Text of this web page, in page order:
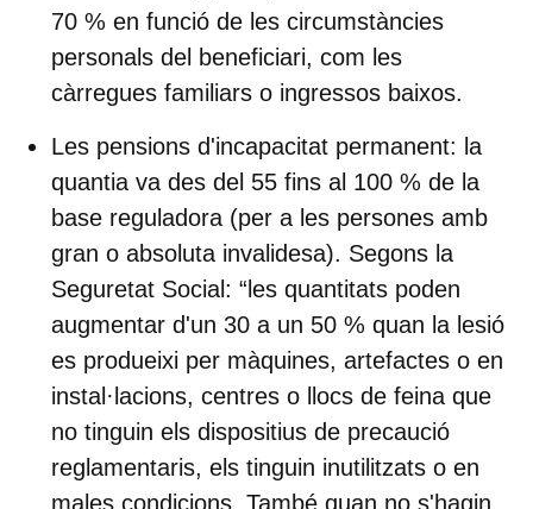
70 % en funció de les circumstàncies
personals del beneficiari, com les
càrregues familiars o ingressos baixos.
Les pensions d'incapacitat permanent: la
quantia va des del 55 fins al ​​100 % de la
base reguladora (per a les persones amb
gran o absoluta invalidesa). Segons la
Seguretat Social: “les quantitats poden
augmentar d'un 30 a un 50 % quan la lesió
es produeixi per màquines, artefactes o en
instal·lacions, centres o llocs de feina que
no tinguin els dispositius de precaució
reglamentaris, els tinguin inutilitzats o en
males condicions. També quan no s'hagin